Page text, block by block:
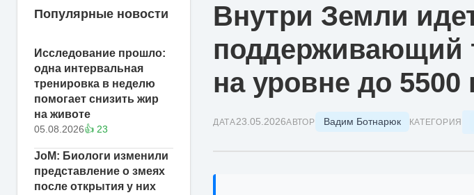
Популярные новости
Исследование прошло:
одна интервальная
тренировка в неделю
помогает снизить жир
на животе
05.08.2026👍 23
JoM: Биологи изменили
представление о змеях
после открытия у них
Внутри Земли
поддерживающий
на уровне до 5500
ДАТА23.05.2026АВТОР Вадим Ботнарюк КАТЕГОРИЯ